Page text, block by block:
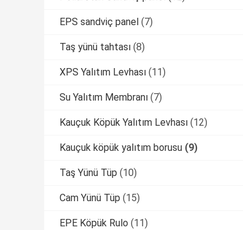
EPS sandviç panel (7)
Taş yünü tahtası (8)
XPS Yalıtım Levhası (11)
Su Yalıtım Membranı (7)
Kauçuk Köpük Yalıtım Levhası (12)
Kauçuk köpük yalıtım borusu (9)
Taş Yünü Tüp (10)
Cam Yünü Tüp (15)
EPE Köpük Rulo (11)